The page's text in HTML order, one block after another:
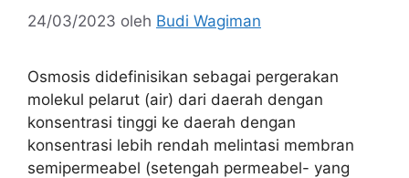
24/03/2023 oleh Budi Wagiman
Osmosis didefinisikan sebagai pergerakan
molekul pelarut (air) dari daerah dengan
konsentrasi tinggi ke daerah dengan
konsentrasi lebih rendah melintasi membran
semipermeabel (setengah permeabel- yang